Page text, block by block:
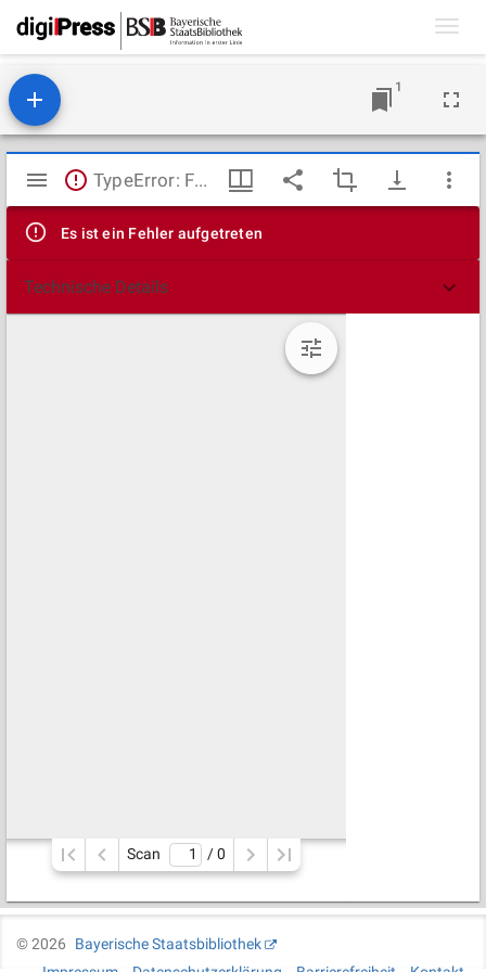
1
Mirador
Viewer
TypeError: Failed to fetch
Es ist ein Fehler aufgetreten
Technische Details
Scan / 0
©2026
Bayerische Staatsbibliothek